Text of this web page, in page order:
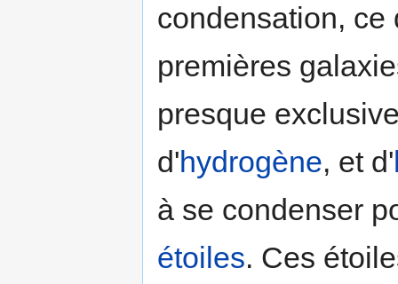
condensation, ce
premières
presque
d'hydrogène, et d'
à se condenser
étoiles. Ces